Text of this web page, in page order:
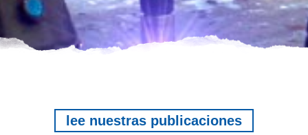
lee nuestras publicaciones